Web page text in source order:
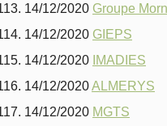
14/12/2020 Groupe
14/12/2020 GIEPS
14/12/2020 IMADIES
14/12/2020ALMERYS
14/12/2020 MGTS